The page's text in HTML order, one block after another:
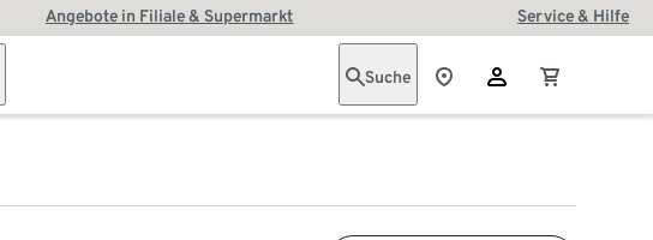
Angebote in Filiale & Supermarkt Service & Hilfe
Suche